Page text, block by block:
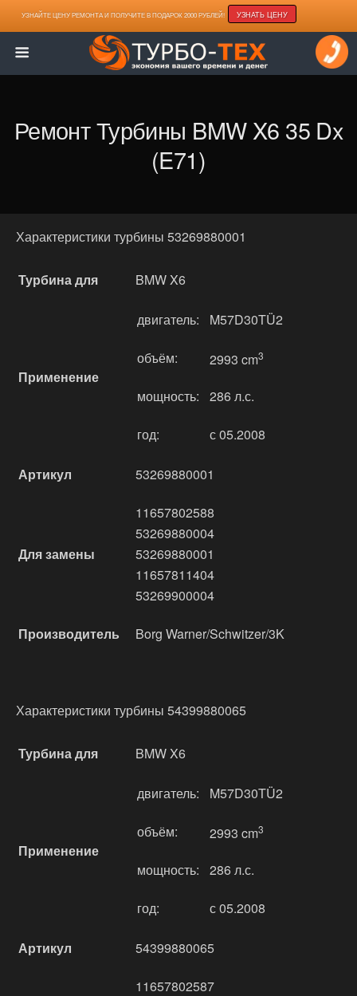
УЗНАЙТЕ ЦЕНУ РЕМОНТА И ПОЛУЧИТЕ В ПОДАРОК 2000 РУБЛЕЙ! УЗНАТЬ ЦЕНУ
Ремонт Турбины BMW X6 35 Dx
(E71)
Характеристики турбины 53269880001
Турбина для BMW X6
Применение
двигатель: M57D30TÜ2
объём: 2993 cm3
мощность: 286 л.с.
год: с 05.2008
Артикул 53269880001
Для замены
11657802588
53269880004
53269880001
11657811404
53269900004
Производитель Borg Warner/Schwitzer/3K
Характеристики турбины 54399880065
Турбина для BMW X6
Применение
двигатель: M57D30TÜ2
объём: 2993 cm3
мощность: 286 л.с.
год: с 05.2008
Артикул 54399880065
11657802587